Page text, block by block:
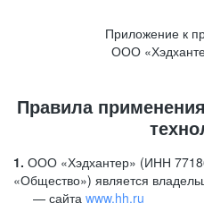
Приложение к
ООО
Правила
1. ООО «Хэдхантер» (ИНН
«Общество») является
сайта www.hh.ru